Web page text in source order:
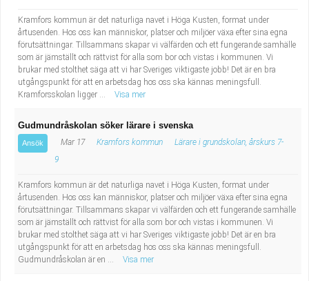
Kramfors kommun är det naturliga navet i Höga Kusten, format under
årtusenden. Hos oss kan människor, platser och miljöer växa efter sina egna
förutsättningar. Tillsammans skapar vi välfärden och ett fungerande samhälle
som är jämställt och rättvist för alla som bor och vistas i kommunen. Vi
brukar med stolthet säga att vi har Sveriges viktigaste jobb! Det är en bra
utgångspunkt för att en arbetsdag hos oss ska kännas meningsfull.
Kramforsskolan ligger ...
Visa mer
Gudmundråskolan söker lärare i svenska
Ansök Mar 17 Kramfors kommun
Lärare i grundskolan, årskurs 7-
9
Kramfors kommun är det naturliga navet i Höga Kusten, format under
årtusenden. Hos oss kan människor, platser och miljöer växa efter sina egna
förutsättningar. Tillsammans skapar vi välfärden och ett fungerande samhälle
som är jämställt och rättvist för alla som bor och vistas i kommunen. Vi
brukar med stolthet säga att vi har Sveriges viktigaste jobb! Det är en bra
utgångspunkt för att en arbetsdag hos oss ska kännas meningsfull.
Gudmundråskolan är en ...
Visa mer